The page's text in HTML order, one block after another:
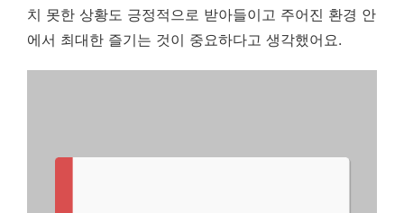
치 못한 상황도 긍정적으로 받아들이고 주어진 환경 안
에서 최대한 즐기는 것이 중요하다고 생각했어요.